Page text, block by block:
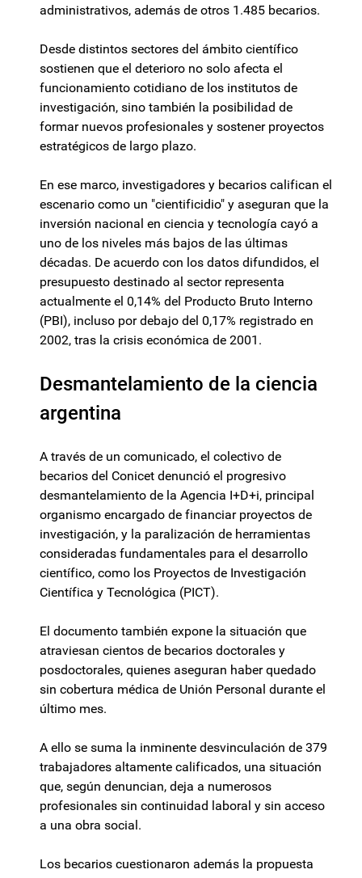
administrativos, además de otros 1.485 becarios.
Desde distintos sectores del ámbito científico
sostienen que el deterioro no solo afecta el
funcionamiento cotidiano de los institutos de
investigación, sino también la posibilidad de
formar nuevos profesionales y sostener proyectos
estratégicos de largo plazo.
En ese marco, investigadores y becarios califican el
escenario como un "cientificidio" y aseguran que la
inversión nacional en ciencia y tecnología cayó a
uno de los niveles más bajos de las últimas
décadas. De acuerdo con los datos difundidos, el
presupuesto destinado al sector representa
actualmente el 0,14% del Producto Bruto Interno
(PBI), incluso por debajo del 0,17% registrado en
2002, tras la crisis económica de 2001.
Desmantelamiento de la ciencia
argentina
A través de un comunicado, el colectivo de
becarios del Conicet denunció el progresivo
desmantelamiento de la Agencia I+D+i, principal
organismo encargado de financiar proyectos de
investigación, y la paralización de herramientas
consideradas fundamentales para el desarrollo
científico, como los Proyectos de Investigación
Científica y Tecnológica (PICT).
El documento también expone la situación que
atraviesan cientos de becarios doctorales y
posdoctorales, quienes aseguran haber quedado
sin cobertura médica de Unión Personal durante el
último mes.
A ello se suma la inminente desvinculación de 379
trabajadores altamente calificados, una situación
que, según denuncian, deja a numerosos
profesionales sin continuidad laboral y sin acceso
a una obra social.
Los becarios cuestionaron además la propuesta